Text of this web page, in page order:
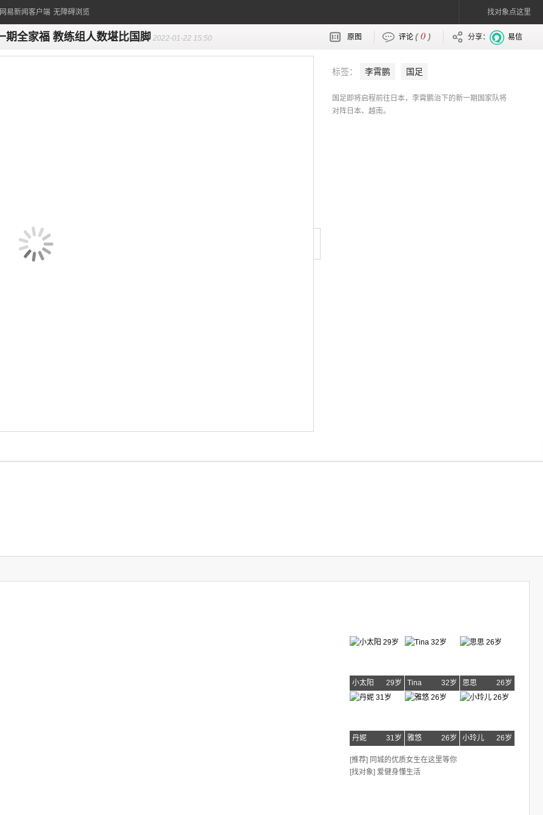
易新闻客户端 无障碍浏览 找对象点这里
期全家福 教练组人数堪比国脚 2022-01-22 15:50 原图 评论 (0 ) 分享： 易信
标签： 李霄鹏 国足
国足即将启程前往日本，李霄鹏治下的新一期国家队将
对阵日本、越南。
小太阳 29岁 Tina 32岁 思思 26岁
丹妮 31岁 雅悠 26岁 小玲儿 26岁
[推荐] 同城的优质女生在这里等你
[找对象] 爱健身懂生活